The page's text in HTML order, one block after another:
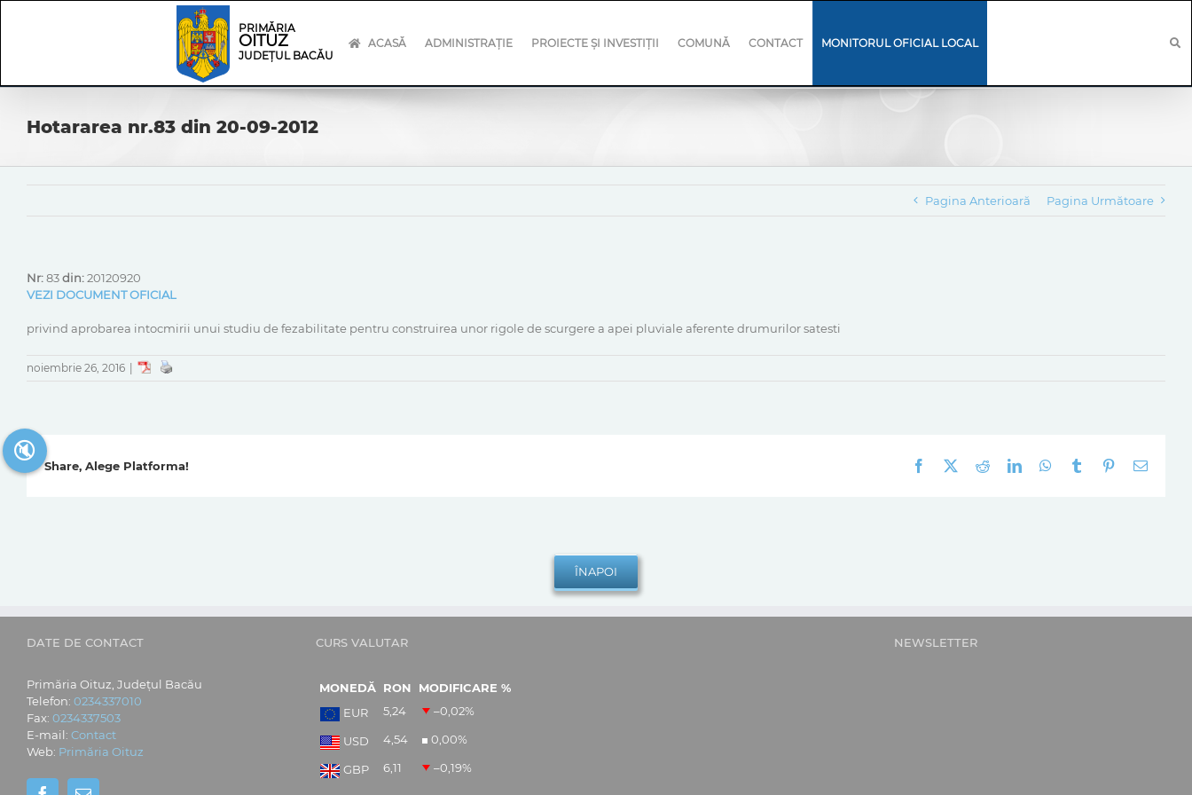
PRIMĂRIA
OITUZ
JUDEȚUL BACĂU
ACASĂ ADMINISTRAȚIE PROIECTE ȘI INVESTIȚII COMUNĂ CONTACT MONITORUL OFICIAL LOCAL
Hotararea nr.83 din 20-09-2012
Pagina Anterioară Pagina Următoare
Nr:83din:20120920
VEZI DOCUMENT OFICIAL
privind aprobarea intocmirii unui studiu de fezabilitate pentru construirea unor rigole de scurgere a apei pluviale aferente drumurilor satesti
noiembrie 26, 2016
Share, Alege Platforma! Facebook RedditLinkedInWhatsApp
Tumblr Pinterest
E-
DATE DE CONTACT
Primăria Oituz, Județul Bacău
Telefon: 0234337010
Fax: 0234337503
E-mail: Contact
Web: Primăria Oituz
CURS VALUTAR
MONEDĂ RON
MODIFICARE %
EUR
5,24 –0,02%
USD 4,54 0,00%
GBP 6,11 –0,19%
NEWSLETTER
🔇